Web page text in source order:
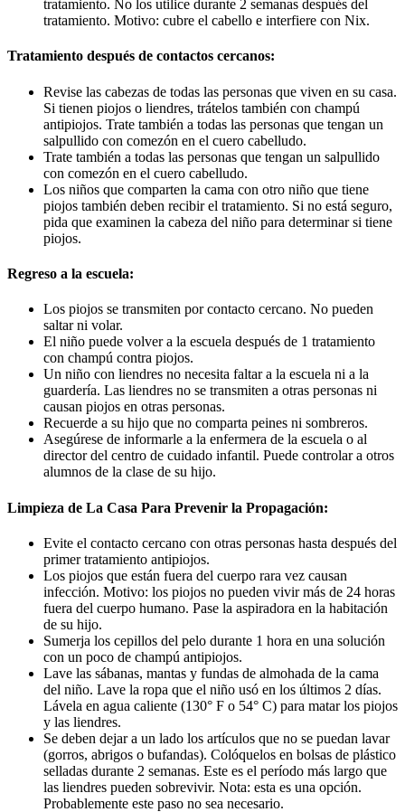
tratamiento. No los utilice durante 2 semanas después del
tratamiento. Motivo: cubre el cabello e interfiere con Nix.
Tratamiento después de contactos cercanos:
Revise las cabezas de todas las personas que viven en su casa.
Si tienen piojos o liendres, trátelos también con champú
antipiojos. Trate también a todas las personas que tengan un
salpullido con comezón en el cuero cabelludo.
Trate también a todas las personas que tengan un salpullido
con comezón en el cuero cabelludo.
Los niños que comparten la cama con otro niño que tiene
piojos también deben recibir el tratamiento. Si no está seguro,
pida que examinen la cabeza del niño para determinar si tiene
piojos.
Regreso a la escuela:
Los piojos se transmiten por contacto cercano. No pueden
saltar ni volar.
El niño puede volver a la escuela después de 1 tratamiento
con champú contra piojos.
Un niño con liendres no necesita faltar a la escuela ni a la
guardería. Las liendres no se transmiten a otras personas ni
causan piojos en otras personas.
Recuerde a su hijo que no comparta peines ni sombreros.
Asegúrese de informarle a la enfermera de la escuela o al
director del centro de cuidado infantil. Puede controlar a otros
alumnos de la clase de su hijo.
Limpieza de La Casa Para Prevenir la Propagación:
Evite el contacto cercano con otras personas hasta después del
primer tratamiento antipiojos.
Los piojos que están fuera del cuerpo rara vez causan
infección. Motivo: los piojos no pueden vivir más de 24 horas
fuera del cuerpo humano. Pase la aspiradora en la habitación
de su hijo.
Sumerja los cepillos del pelo durante 1 hora en una solución
con un poco de champú antipiojos.
Lave las sábanas, mantas y fundas de almohada de la cama
del niño. Lave la ropa que el niño usó en los últimos 2 días.
Lávela en agua caliente (130° F o 54° C) para matar los piojos
y las liendres.
Se deben dejar a un lado los artículos que no se puedan lavar
(gorros, abrigos o bufandas). Colóquelos en bolsas de plástico
selladas durante 2 semanas. Este es el período más largo que
las liendres pueden sobrevivir. Nota: esta es una opción.
Probablemente este paso no sea necesario.